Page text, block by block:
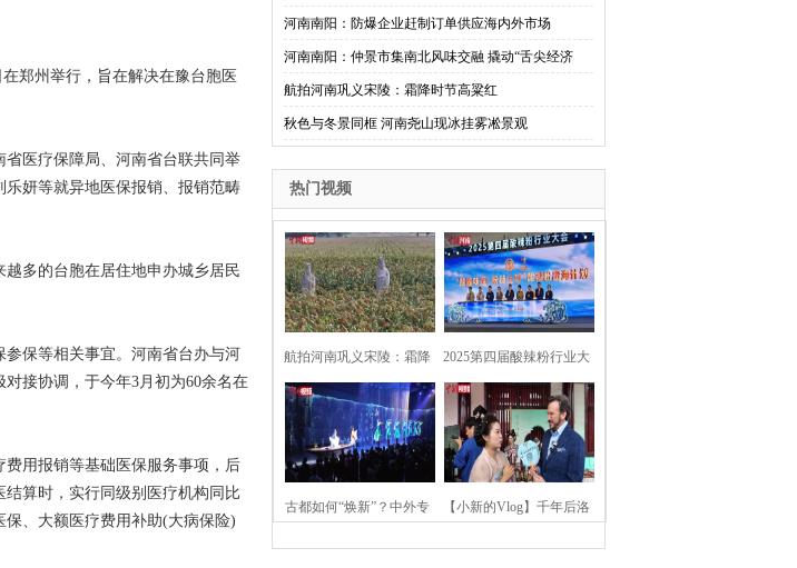
郑州举行，旨在解决在豫台胞医
医疗保障局、河南省台联共同举
妍等就异地医保报销、报销范畴
多的台胞在居住地申办城乡居民
保等相关事宜。河南省台办与河
接协调，于今年3月初为60余名在
用报销等基础医保服务事项，后
算时，实行同级别医疗机构同比
、大额医疗费用补助(大病保险)
河南南阳：防爆企业赶制订单供应海内外市场
河南南阳：仲景市集南北风味交融 撬动“舌尖经济
航拍河南巩义宋陵：霜降时节高粱红
秋色与冬景同框 河南尧山现冰挂雾凇景观
热门视频
航拍河南巩义宋陵：霜降
时节高粱红
2025第四届酸辣粉行业大
会在河南开封举行
古都如何“焕新”？中外专 【小新的Vlog】千年后洛